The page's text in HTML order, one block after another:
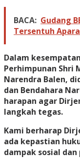
BACA: Gudang
Tersentuh
Dalam
Perhimpunan Shri
Narendra Balen,
dan Bendahara
harapan agar
langkah tegas.
Kami berharap
ada kepastian
dampak sosial